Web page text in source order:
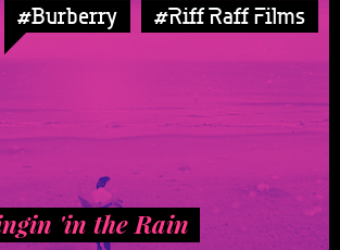
#Burberry #Riff Raff Films
'in the Rain